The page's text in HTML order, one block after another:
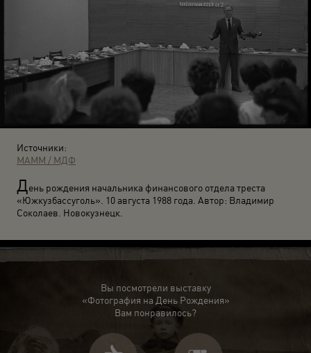
Источники:
МАММ / МДФ
День рождения начальника финансового отдела треста
«Южкузбассуголь». 10 августа 1988 года. Автор: Владимир
Соколаев. Новокузнецк.
Вы посмотрели выставку
«Фотография на День Рождения»
Вам понравилось?